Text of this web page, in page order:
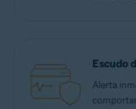
Escudo
Alerta